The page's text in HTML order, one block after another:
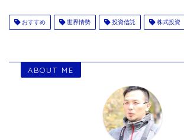
おすすめ 世界情勢 投資信託 株式投資
ABOUT ME